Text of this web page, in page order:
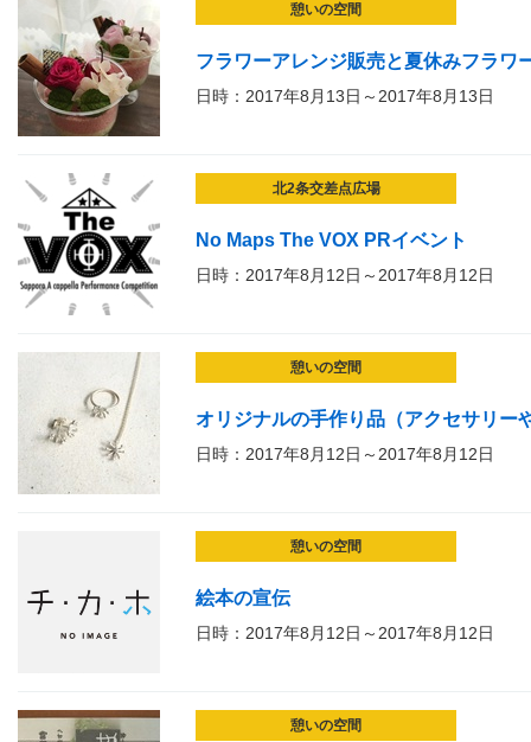
憩いの空間
フラワーアレンジ販売と夏休みフラワ
日時：2017年8月13日～2017年8月13日
北2条交差点広場
No Maps The VOX PRイベント
日時：2017年8月12日～2017年8月12日
憩いの空間
オリジナルの手作り品（アクセサリー
日時：2017年8月12日～2017年8月12日
憩いの空間
絵本の宣伝
日時：2017年8月12日～2017年8月12日
憩いの空間